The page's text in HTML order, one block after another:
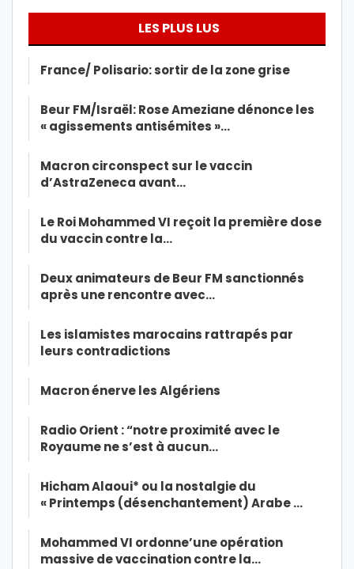
LES PLUS LUS
France/ Polisario: sortir de la zone grise
Beur FM/Israël: Rose Ameziane dénonce les
« agissements antisémites »…
Macron circonspect sur le vaccin
d’AstraZeneca avant…
Le Roi Mohammed VI reçoit la première dose
du vaccin contre la…
Deux animateurs de Beur FM sanctionnés
après une rencontre avec…
Les islamistes marocains rattrapés par
leurs contradictions
Macron énerve les Algériens
Radio Orient : “notre proximité avec le
Royaume ne s’est à aucun…
Hicham Alaoui* ou la nostalgie du
« Printemps (désenchantement) Arabe …
Mohammed VI ordonne’une opération
massive de vaccination contre la…